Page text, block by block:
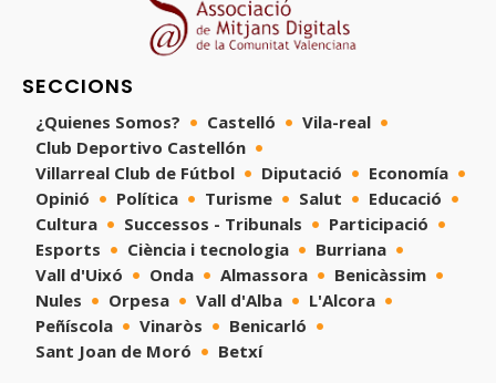
SECCIONS
¿Quienes Somos? Castelló
Vila-real
Club Deportivo Castellón
Villarreal Club de Fútbol
Diputació
Economía
Opinió
Política Turisme Salut
Educació
Cultura
Successos - Tribunals
Participació
Esports
Ciència i tecnologia
Burriana
Vall d'Uixó
Onda Almassora
Benicàssim
Nules
Orpesa Vall d'Alba
L'Alcora
Peñíscola
Vinaròs
Benicarló
Sant Joan de Moró
Betxí